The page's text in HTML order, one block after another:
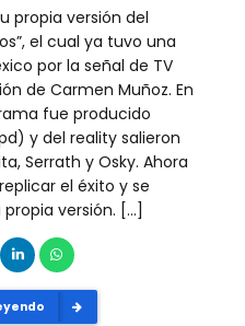
propia versión del
el cual ya tuvo una
por la señal de TV
de Carmen Muñoz. En
fue producido
y del reality salieron
Serrath y Osky. Ahora
el éxito y se
versión. […]